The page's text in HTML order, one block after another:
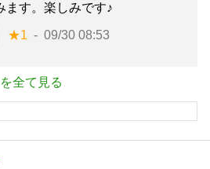
ます。楽しみです♪
★1 09/30 08:53
全て見る